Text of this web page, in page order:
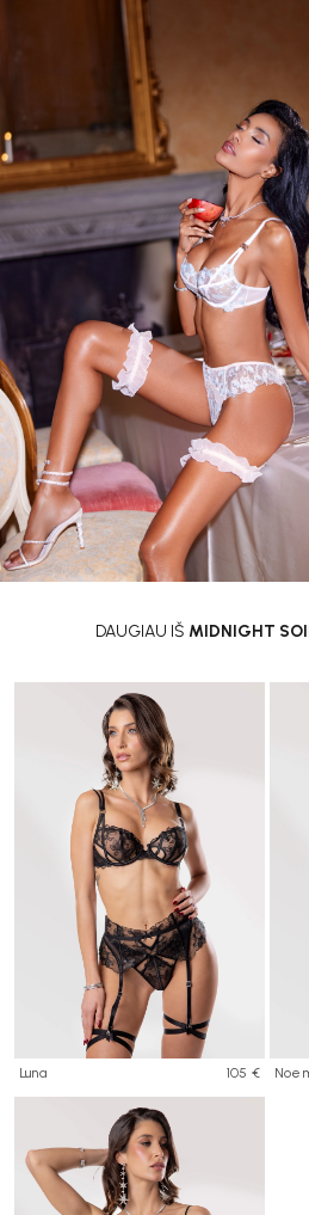
DAUGIAU IŠ MIDNIGHT
Luna 105 €